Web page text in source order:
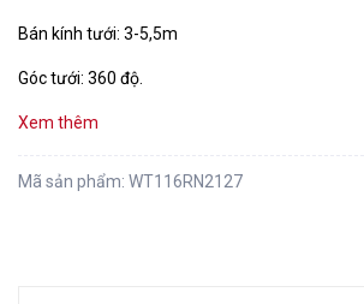
Bán kính tưới: 3-5,5m
Góc tưới: 360 độ.
Xem thêm
Mã sản phẩm: WT116RN2127